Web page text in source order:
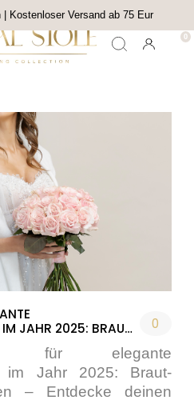
| Kostenloser Versand ab 75 Eur
IM JAHR 2025: BRAUT-
0
für elegante
im Jahr 2025: Braut-
– Entdecke deinen